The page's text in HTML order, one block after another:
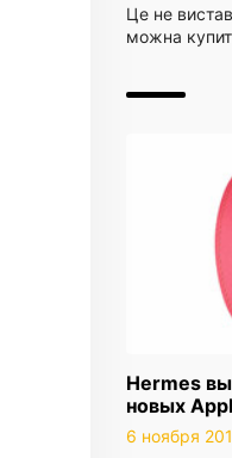
Це не
можна
Hermes
новых
6 ноября